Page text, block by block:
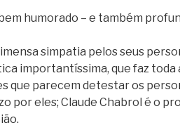
humorado – e também
simpatia pelos seus
importantíssima, que faz toda
que parecem detestar os
por eles; Claude Chabrol é o